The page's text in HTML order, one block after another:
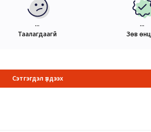
...
Таалагдаагүй
...
Зөв
Сэтгэгдэл үлдээх